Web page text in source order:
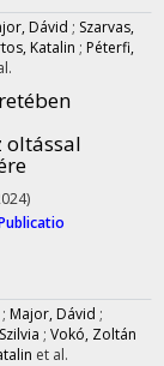
Dávid ; Szarvas,
Katalin ; Péterfi,
oltással
; Major, Dávid ;
; Vokó, Zoltán
et al.